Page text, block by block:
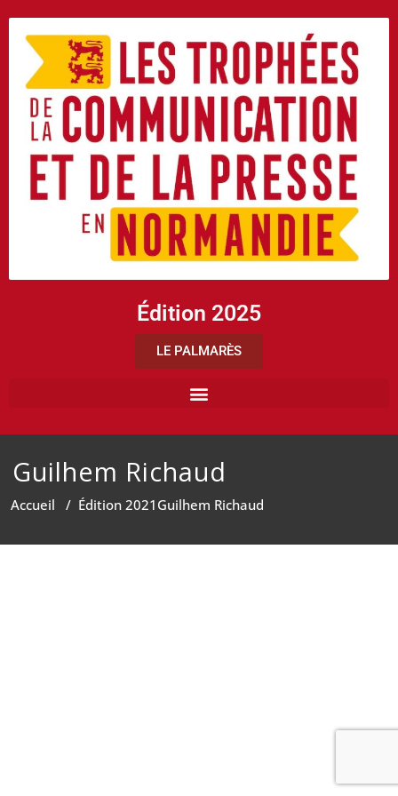
Édition 2025
LE PALMARÈS
Guilhem Richaud
Accueil / Édition 2021 Guilhem Richaud